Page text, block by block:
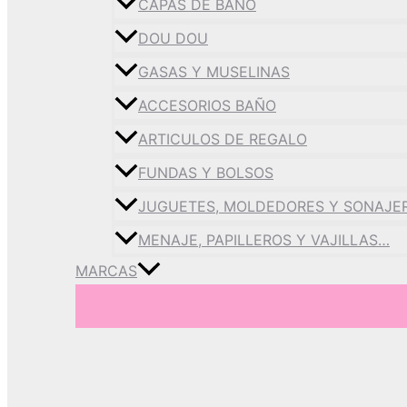
CAPAS DE BAÑO
DOU DOU
GASAS Y MUSELINAS
ACCESORIOS BAÑO
ARTICULOS DE REGALO
FUNDAS Y BOLSOS
JUGUETES, MOLDEDORES Y
MENAJE, PAPILLEROS Y VAJILLAS…
MARCAS